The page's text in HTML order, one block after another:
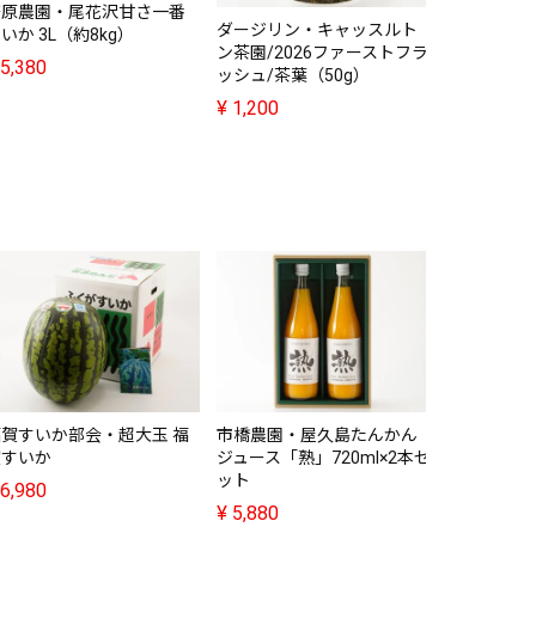
農園・尾花沢甘さ一番
か 3L（約8kg）
5,380
ダージリン・キャッスルト
ン茶園/2026ファーストフラ
ッシュ/茶葉（50g）
¥ 1,200
すいか部会・超大玉 福
いか
6,980
市橋農園・屋久島たんかん
ジュース「熟」720ml×2本セ
ット
¥ 5,880